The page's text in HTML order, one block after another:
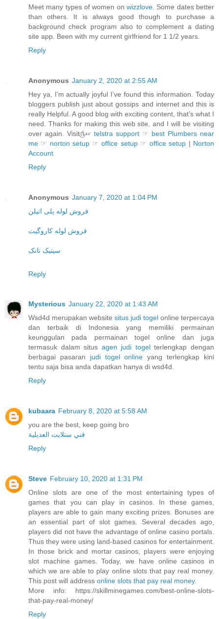
Meet many types of women on wizzlove . Some dates better
than others. It is always good though to purchase a
background check program also to complement a dating
site app. Been with my current girlfriend for 1 1/2 years.
Reply
Anonymous January 2, 2020 at 2:55 AM
Hey ya, I’m actually joyful I’ve found this information. Today
bloggers publish just about gossips and internet and this is
really Helpful. A good blog with exciting content, that’s what I
need. Thanks for making this web site, and I will be visiting
over again. Visit௹☞ telstra support ☞ best Plumbers near
me ☞ norton setup ☞office setup☞ office setup | Norton
Account
Reply
Anonymous January 7, 2020 at 1:04 PM
فروش لوله پلی اتیلن
فروش لوله کاروگیت
سپتیک تانک
Reply
Mysterious January 22, 2020 at 1:43 AM
Wsd4d merupakan website situs judi togel online terpercaya
dan terbaik di Indonesia yang memiliki permainan
keunggulan pada permainan togel online dan juga
termasuk dalam situs agen judi togelterlengkap dengan
berbagai pasaran judi togel online yang terlengkap kini
tentu saja bisa anda dapatkan hanya di wsd4d.
Reply
kubaara February 8, 2020 at 5:58 AM
you are the best, keep going bro
فني ستلايت العديلية
Reply
Steve February 10, 2020 at 1:31 PM
Online slots are one of the most entertaining types of
games that you can play in casinos. In these games,
players are able to gain many exciting prizes. Bonuses are
an essential part of slot games. Several decades ago,
players did not have the advantage of online casino portals.
Thus they were using land-based casinos for entertainment.
In those brick and mortar casinos, players were enjoying
slot machine games. Today, we have online casinos in
which we are able to play online slots that pay real money.
This post will address online slots that pay real money.
More info: https://skillminegames.com/best-online-slots-
that-pay-real-money/
Reply